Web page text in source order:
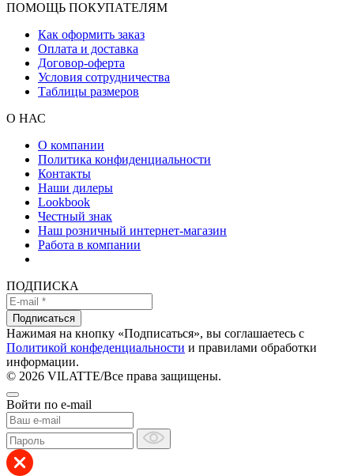
ПОМОЩЬ ПОКУПАТЕЛЯМ
Как оформить заказ
Оплата и доставка
Договор-оферта
Условия сотрудничества
Таблицы размеров
О НАС
О компании
Политика конфиденциальности
Контакты
Наши дилеры
Lookbook
Честный знак
Наш розничный интернет-магазин
Работа в компании
ПОДПИСКА
Подписаться
Нажимая на кнопку «Подписаться», вы соглашаетесь с
Политикой конфеденциальности и правилами обработки
информации.
© 2026 VILATTE/Все права защищены.
Войти по e-mail